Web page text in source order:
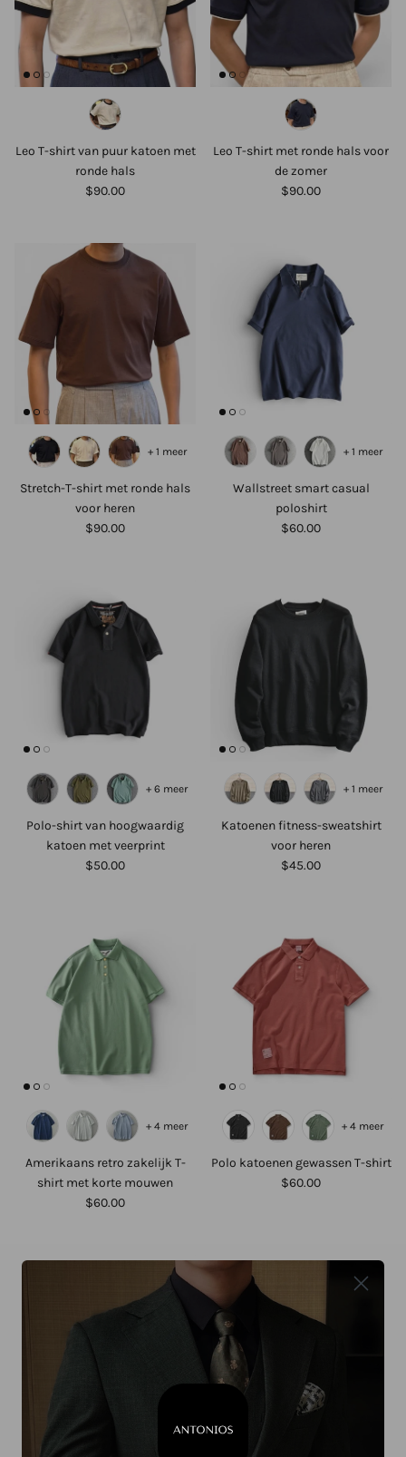
Leo T-shirt van puur katoen met
ronde hals
$90.00
Leo T-shirt met ronde hals voor
de zomer
$90.00
Stretch-T-shirt met ronde hals
voor heren
$90.00
+ 1 meer
Wallstreet smart casual
poloshirt
$60.00
+ 1 meer
Polo-shirt van hoogwaardig
katoen met veerprint
$50.00
+ 6 meer
Katoenen fitness-sweatshirt
voor heren
$45.00
+ 1 meer
Amerikaans retro zakelijk T-
shirt met korte mouwen
$60.00
+ 4 meer
Polo katoenen gewassen T-shirt
$60.00
+ 4 meer